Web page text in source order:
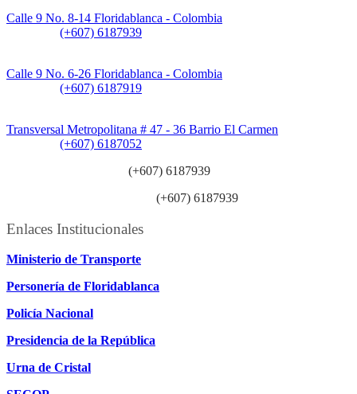
Calle 9 No. 8-14 Floridablanca - Colombia
(+607) 6187939
Calle 9 No. 6-26 Floridablanca - Colombia
(+607) 6187919
Transversal Metropolitana # 47 - 36 Barrio El Carmen
(+607) 6187052
(+607) 6187939
(+607) 6187939
Enlaces Institucionales
Ministerio de Transporte
Personería de Floridablanca
Policía Nacional
Presidencia de la República
Urna de Cristal